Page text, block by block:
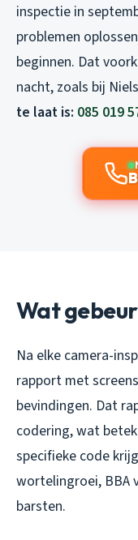
inspectie in
problemen
beginnen. Dat
nacht, zoals bij
te laat is: 085 019
Wat
Na elke camera-
rapport met
bevindingen. Dat
codering, wat
specifieke code
wortelingroei, BBA
barsten.